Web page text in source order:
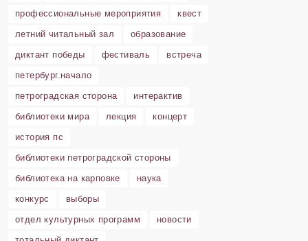
профессиональные мероприятия
квест
летний читальный зал
образование
диктант победы
фестиваль
встреча
петербург.начало
петроградская сторона
интерактив
библиотеки мира
лекция
концерт
история пс
библиотеки петроградской стороны
библиотека на карповке
наука
конкурс
выборы
отдел культурных программ
новости